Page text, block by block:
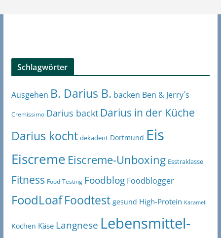
Schlagwörter
Ausgehen B. Darius B. backen Ben & Jerry´s
Cremissimo Darius backt Darius in der Küche
Darius kocht dekadent Dortmund Eis
Eiscreme Eiscreme-Unboxing Esstraklasse
Fitness Food-Testing Foodblog Foodblogger
FoodLoaf Foodtest gesund High-Protein Karamell
Kochen Käse Langnese Lebensmittel-